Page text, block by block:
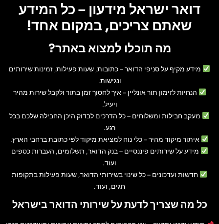
דואר ישראל מידעון – כל המידע
שאתם צריכים, במקום אחד!
מה תוכלו למצוא באתר?
מידע מקיף על סניפי הדואר– כתובות, שעות פעילות, זמינות שירותים
ונגישות.
הנחיות לזימון תור אונליין – איך לחסוך זמן בתור ולקבל שירות מהיר
ויעיל.
מעקב חבילות ומשלוחים – כל הדרכים לבדוק היכן החבילה שלכם בכל
רגע.
איתור מיקוד מהיר– כלי נוח למציאת מיקוד לפי כתובת ברחבי הארץ.
מידע על שירותים פיננסיים – בנק הדואר, תשלומים, העברות כספים
ועוד.
חדשות ועדכונים – כל שינוי בשירותי הדואר, שעות פעילות בתקופות
חגים, ועוד.
כל מה שצריך לדעת על שירותי הדואר בישראל